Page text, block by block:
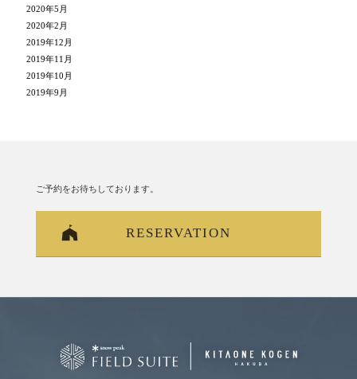
2020年5月
2020年2月
2019年12月
2019年11月
2019年10月
2019年9月
ご予約をお待ちしております。
RESERVATION